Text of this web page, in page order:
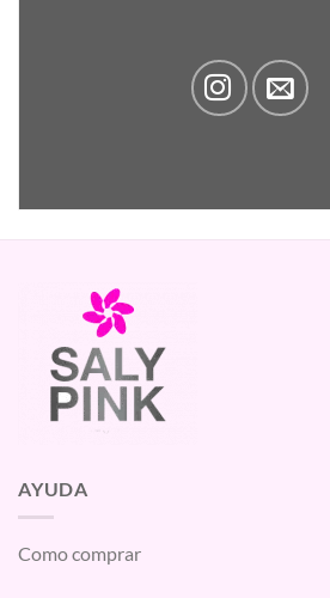
AYUDA
Como comprar